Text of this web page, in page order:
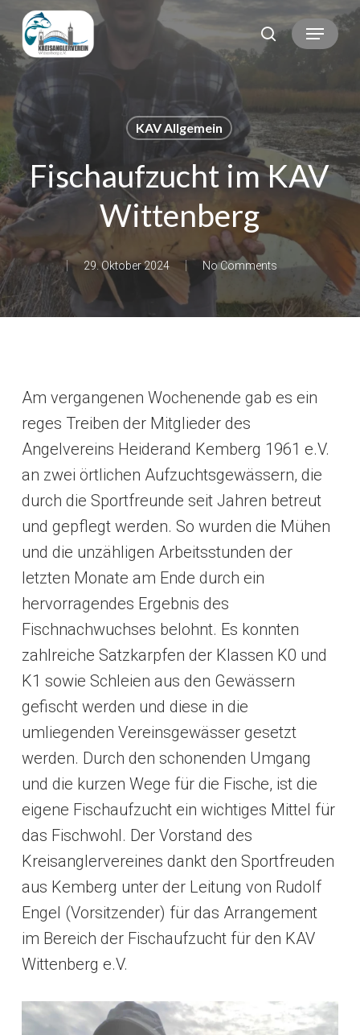
Skip
to
main
content
search
Menu
KAV Allgemein
Fischaufzucht im KAV
Wittenberg
29. Oktober 2024 No Comments
Am vergangenen Wochenende gab es ein
reges Treiben der Mitglieder des
Angelvereins Heiderand Kemberg 1961 e.V.
an zwei örtlichen Aufzuchtsgewässern, die
durch die Sportfreunde seit Jahren betreut
und gepflegt werden. So wurden die Mühen
und die unzähligen Arbeitsstunden der
letzten Monate am Ende durch ein
hervorragendes Ergebnis des
Fischnachwuchses belohnt. Es konnten
zahlreiche Satzkarpfen der Klassen K0 und
K1 sowie Schleien aus den Gewässern
gefischt werden und diese in die
umliegenden Vereinsgewässer gesetzt
werden. Durch den schonenden Umgang
und die kurzen Wege für die Fische, ist die
eigene Fischaufzucht ein wichtiges Mittel für
das Fischwohl. Der Vorstand des
Kreisanglervereines dankt den Sportfreuden
aus Kemberg unter der Leitung von Rudolf
Engel (Vorsitzender) für das Arrangement
im Bereich der Fischaufzucht für den KAV
Wittenberg e.V.